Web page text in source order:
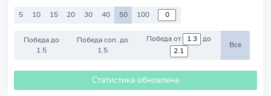
5 10 15 20 30 40 50 100
Победа до
1.5
Победа соп. до
1.5
Победа от до
Все
Статистика обновлена